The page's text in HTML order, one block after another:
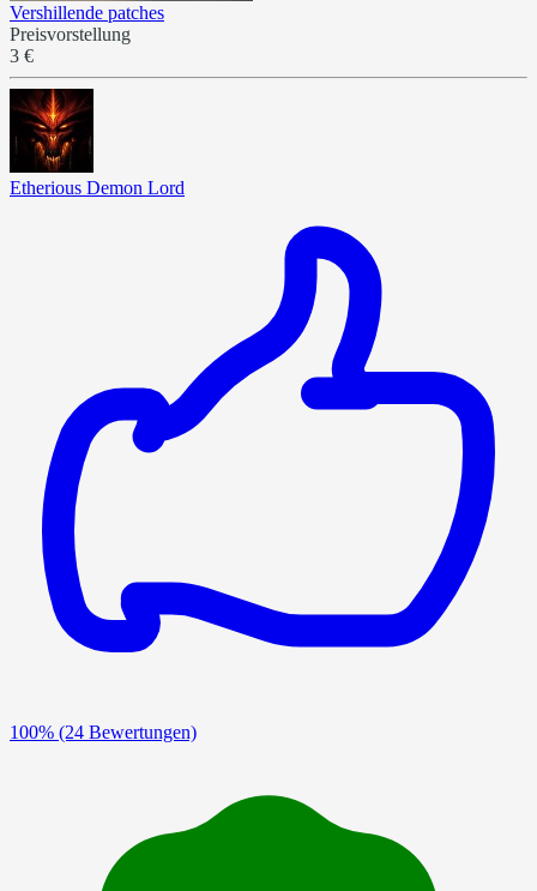
Vershillende patches
Preisvorstellung
3 €
Etherious Demon Lord
100% (24 Bewertungen)